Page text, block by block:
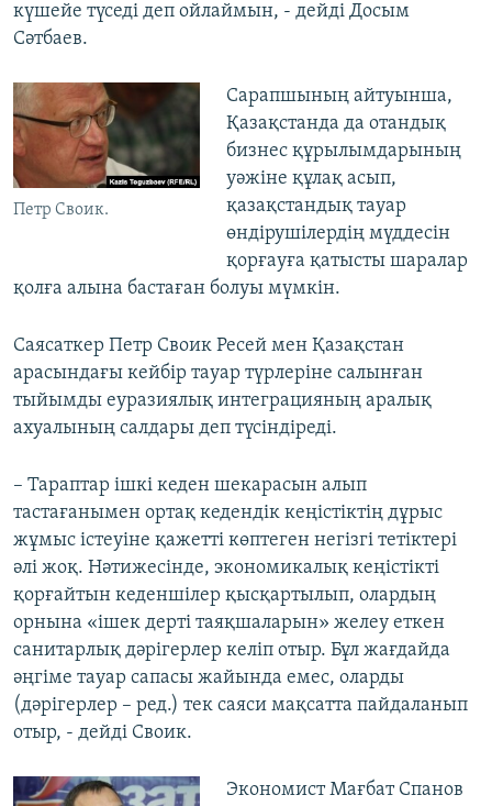
күшейе түседі деп ойлаймын, - дейді Досым
Сәтбаев.
Петр Своик.
Сарапшының айтуынша,
Қазақстанда да отандық
бизнес құрылымдарының
уәжіне құлақ асып,
қазақстандық тауар
өндірушілердің мүддесін
қорғауға қатысты шаралар
қолға алына бастаған болуы мүмкін.
Саясаткер Петр Своик Ресей мен Қазақстан
арасындағы кейбір тауар түрлеріне салынған
тыйымды еуразиялық интеграцияның аралық
ахуалының салдары деп түсіндіреді.
– Тараптар ішкі кеден шекарасын алып
тастағанымен ортақ кедендік кеңістіктің дұрыс
жұмыс істеуіне қажетті көптеген негізгі тетіктері
әлі жоқ. Нәтижесінде, экономикалық кеңістікті
қорғайтын кеденшілер қысқартылып, олардың
орнына «ішек дерті таяқшаларын» желеу еткен
санитарлық дәрігерлер келіп отыр. Бұл жағдайда
әңгіме тауар сапасы жайында емес, оларды
(дәрігерлер – ред.) тек саяси мақсатта пайдаланып
отыр, - дейді Своик.
Экономист Мағбат Спанов